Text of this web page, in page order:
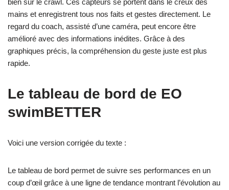
bien sûr le crawl. Ces capteurs se portent dans le creux des
mains et enregistrent tous nos faits et gestes directement. Le
regard du coach, assisté d’une caméra, peut encore être
amélioré avec des informations inédites. Grâce à des
graphiques précis, la compréhension du geste juste est plus
rapide.
Le tableau de bord de EO
swimBETTER
Voici une version corrigée du texte :
Le tableau de bord permet de suivre ses performances en un
coup d’œil grâce à une ligne de tendance montrant l’évolution au